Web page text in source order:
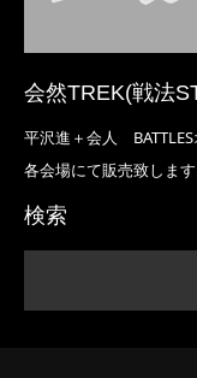
会然TREK(戦法
平沢進＋会人
各会場にて販売致しま
検索